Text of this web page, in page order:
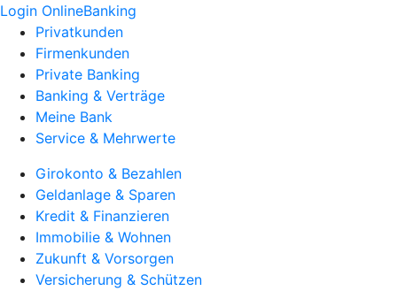
Login OnlineBanking
Privatkunden
Firmenkunden
Private Banking
Banking & Verträge
Meine Bank
Service & Mehrwerte
Girokonto & Bezahlen
Geldanlage & Sparen
Kredit & Finanzieren
Immobilie & Wohnen
Zukunft & Vorsorgen
Versicherung & Schützen